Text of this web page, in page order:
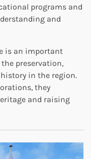
programs and
and
is an important
preservation,
in the region.
they
and raising